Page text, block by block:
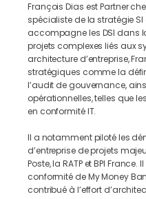
François Dias est Partner
spécialiste de la stratégie SI
accompagne les DSI dans
projets complexes liés aux
architecture d’entreprise,
stratégiques comme la
l’audit de gouvernance,
opérationnelles, telles que
en conformité IT.
Il a notamment piloté les
d’entreprise de projets
Poste, la RATP et BPI
conformité de My Money
contribué à l’effort